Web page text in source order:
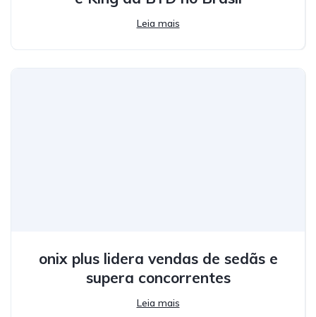
Leia mais
onix plus lidera vendas de sedãs e
supera concorrentes
Leia mais